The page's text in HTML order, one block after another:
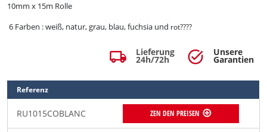
10mm x 15m Rolle
6 Farben : weiß, natur, grau, blau, fuchsia und rot????
local_shipping Lieferung
24h/72h task_alt Unsere
Garantien
Referenz
RU1015COBLANC ZEN DEN PREISEN